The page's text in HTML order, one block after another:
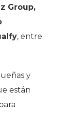
Group,
, entre
y
están